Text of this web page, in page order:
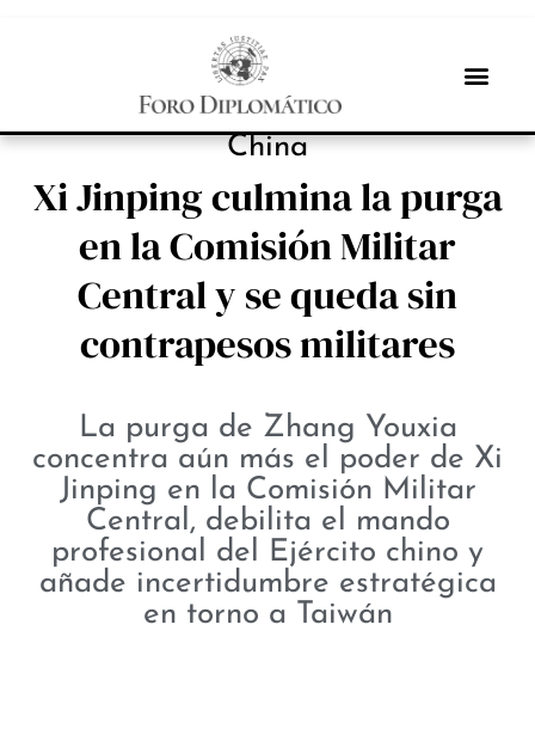
PROTAGONISTAS
China
Xi Jinping culmina la purga
en la Comisión Militar
Central y se queda sin
contrapesos militares
La purga de Zhang Youxia
concentra aún más el poder de Xi
Jinping en la Comisión Militar
Central, debilita el mando
profesional del Ejército chino y
añade incertidumbre estratégica
en torno a Taiwán